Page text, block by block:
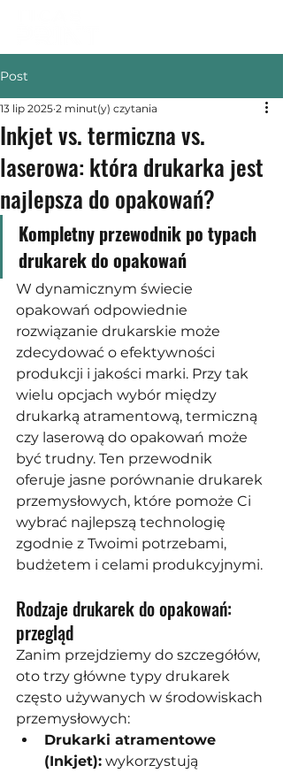
Post
Inkjet vs. termiczna vs.
laserowa: która drukarka jest
najlepsza do opakowań?
13 lip 2025 2 minut(y) czytania
Kompletny przewodnik po typach
drukarek do opakowań
W dynamicznym świecie
opakowań odpowiednie
rozwiązanie drukarskie może
zdecydować o efektywności
produkcji i jakości marki. Przy tak
wielu opcjach wybór między
drukarką atramentową, termiczną
czy laserową do opakowań może
być trudny. Ten przewodnik
oferuje jasne porównanie drukarek
przemysłowych, które pomoże Ci
wybrać najlepszą technologię
zgodnie z Twoimi potrzebami,
budżetem i celami produkcyjnymi.
Rodzaje drukarek do opakowań:
przegląd
Zanim przejdziemy do szczegółów,
oto trzy główne typy drukarek
często używanych w środowiskach
przemysłowych:
Drukarki atramentowe
(Inkjet): wykorzystują